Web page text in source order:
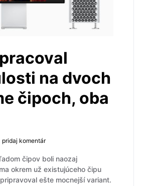
na dvoch
čipoch, oba
pridaj komentár
čipov boli naozaj
okrem už existujúceho čipu
ešte mocnejší variant.